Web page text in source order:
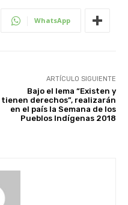
WhatsApp
ARTÍCULO SIGUIENTE
Bajo el lema “Existen y
tienen derechos”, realizarán
en el país la Semana de los
Pueblos Indígenas 2018